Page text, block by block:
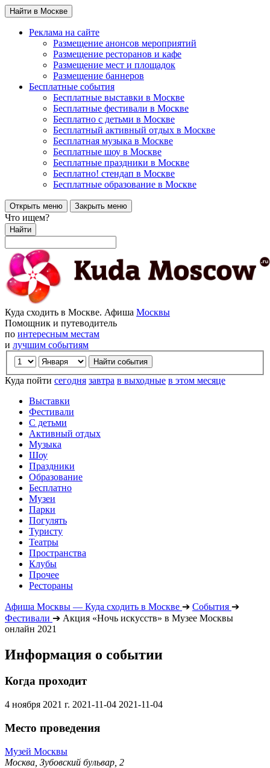
Найти в Москве
Реклама на сайте
Размещение анонсов мероприятий
Размещение ресторанов и кафе
Размещение мест и площадок
Размещение баннеров
Бесплатные события
Бесплатные выставки в Москве
Бесплатные фестивали в Москве
Бесплатно с детьми в Москве
Бесплатный активный отдых в Москве
Бесплатная музыка в Москве
Бесплатные шоу в Москве
Бесплатные праздники в Москве
Бесплатно! стендап в Москве
Бесплатные образование в Москве
Открыть меню Закрыть меню
Что ищем?
Найти
Куда сходить в Москве. Афиша Москвы
Помощник и путеводитель
по интересным местам
и лучшим событиям
Куда пойти сегодня завтра в выходные в этом месяце
Выставки
Фестивали
С детьми
Активный отдых
Музыка
Шоу
Праздники
Образование
Бесплатно
Музеи
Парки
Погулять
Туристу
Театры
Пространства
Клубы
Прочее
Рестораны
Афиша Москвы — Куда сходить в Москве ➔ События ➔
Фестивали ➔ Акция «Ночь искусств» в Музее Москвы
онлайн 2021
Информация о событии
Когда проходит
4 ноября 2021 г. 2021-11-04 2021-11-04
Место проведения
Музей Москвы
Москва, Зубовский бульвар, 2